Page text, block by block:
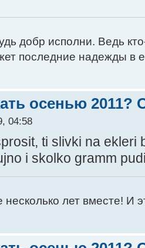
добр исполни. Ведь
последние надежды в
осенью 2011?
04:58
ti slivki na ekleri
i skolko gramm
лет вместе! И